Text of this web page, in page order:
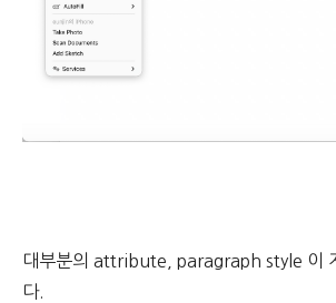
대부분의 attribute, paragraph style 이
다.